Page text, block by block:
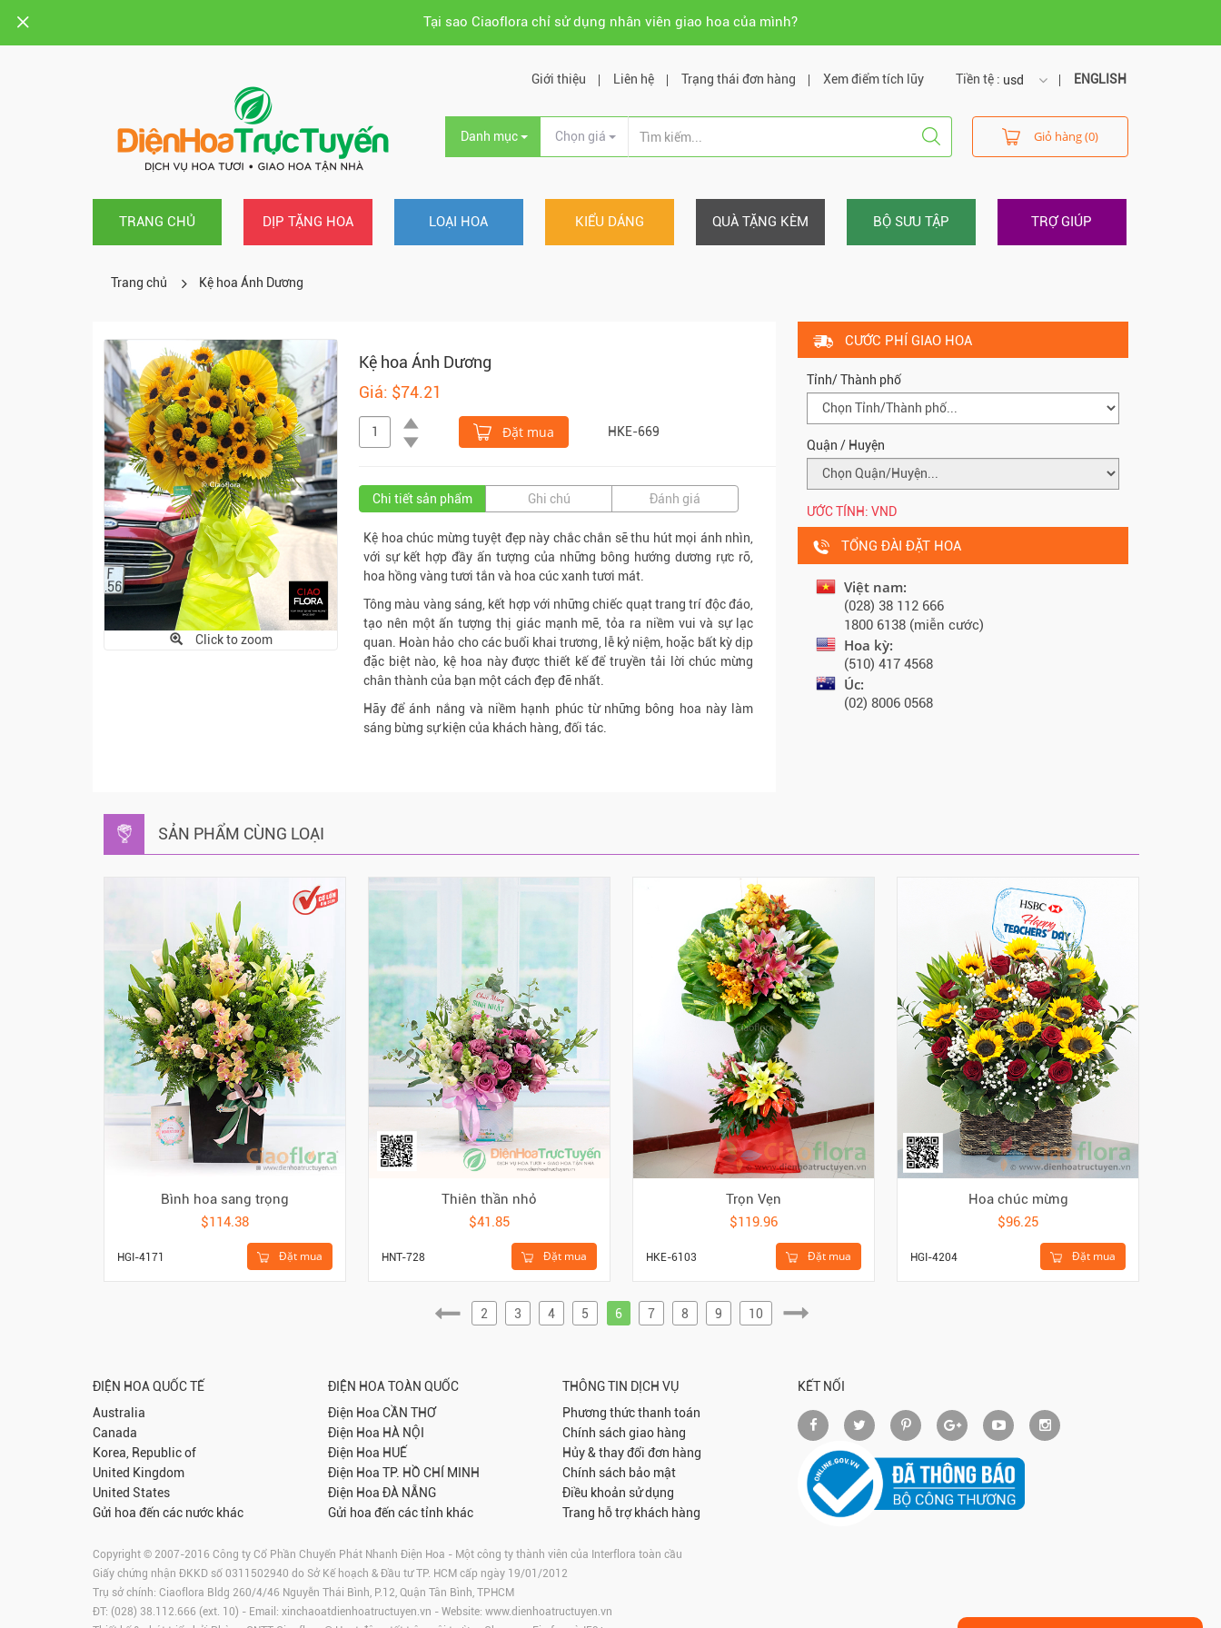
Tại sao Ciaoflora chỉ sử dụng nhân viên giao hoa của mình?
Tiền tệ : usd
usd
vnd
ENGLISH
Giới thiệu Liên hệ Trạng thái đơn hàng Xem điểm tích lũy
Danh mục Chọn giá Giỏ hàng (0)
TRANG CHỦ DỊP TẶNG HOA LOẠI HOA KIỂU DÁNG QUÀ TẶNG KÈM BỘ SƯU TẬP TRỢ GIÚP
Trang chủ Kệ hoa Ánh Dương
Click to zoom
Kệ hoa Ánh Dương
Giá: $74.21
Đặt mua HKE-669
Chi tiết sản phẩm Ghi chú Đánh giá
Kệ hoa chúc mừng tuyệt đẹp này chắc chắn sẽ thu hút mọi ánh nhìn,
với sự kết hợp đầy ấn tượng của những bông hướng dương rực rỡ,
hoa hồng vàng tươi tắn và hoa cúc xanh tươi mát.
Tông màu vàng sáng, kết hợp với những chiếc quạt trang trí độc đáo,
tạo nên một ấn tượng thị giác mạnh mẽ, tỏa ra niềm vui và sự lạc
quan. Hoàn hảo cho các buổi khai trương, lễ kỷ niệm, hoặc bất kỳ dịp
đặc biệt nào, kệ hoa này được thiết kế để truyền tải lời chúc mừng
chân thành của bạn một cách đẹp đẽ nhất.
Hãy để ánh nắng và niềm hạnh phúc từ những bông hoa này làm
sáng bừng sự kiện của khách hàng, đối tác.
CƯỚC PHÍ GIAO HOA
Tỉnh/ Thành phố
Quận / Huyện
ƯỚC TÍNH: VND
TỔNG ĐÀI ĐẶT HOA
Việt nam:
(028) 38 112 666
1800 6138 (miễn cước)
Hoa kỳ:
(510) 417 4568
Úc:
(02) 8006 0568
SẢN PHẨM CÙNG LOẠI
Bình hoa sang trọng
$114.38
Đặt mua
HGI-4171
Thiên thần nhỏ
$41.85
Đặt mua
HNT-728
Trọn Vẹn
$119.96
Đặt mua
HKE-6103
Hoa chúc mừng
$96.25
Đặt mua
HGI-4204
2 3 4 5 6 7 8 9 10
ĐIỆN HOA QUỐC TẾ
Australia
Canada
Korea, Republic of
United Kingdom
United States
Gửi hoa đến các nước khác
ĐIỆN HOA TOÀN QUỐC
Điện Hoa CẦN THƠ
Điện Hoa HÀ NỘI
Điện Hoa HUẾ
Điện Hoa TP. HỒ CHÍ MINH
Điện Hoa ĐÀ NẴNG
Gửi hoa đến các tỉnh khác
THÔNG TIN DỊCH VỤ
Phương thức thanh toán
Chính sách giao hàng
Hủy & thay đổi đơn hàng
Chính sách bảo mật
Điều khoản sử dụng
Trang hỗ trợ khách hàng
Copyright © 2007-2016 Công ty Cổ Phần Chuyển Phát Nhanh Điện Hoa - Một công ty thành viên của Interflora toàn cầu
Giấy chứng nhận ĐKKD số 0311502940 do Sở Kế hoạch & Đầu tư TP. HCM cấp ngày 19/01/2012
Trụ sở chính: Ciaoflora Bldg 260/4/46 Nguyễn Thái Bình, P.12, Quận Tân Bình, TPHCM
ĐT: (028) 38.112.666 (ext. 10) - Email: xinchaoatdienhoatructuyen.vn - Website: www.dienhoatructuyen.vn
KẾT NỐI